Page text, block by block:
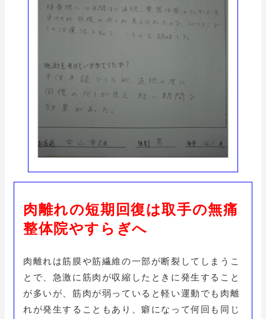
肉離れの短期回復は取手の無痛
整体院やすらぎへ
肉離れは筋膜や筋繊維の一部が断裂してしまうこ
とで、急激に筋肉が収縮したときに発生すること
が多いが、筋肉が弱っていると軽い運動でも肉離
れが発生することもあり、癖になって何回も同じ